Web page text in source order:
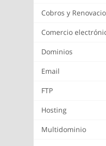
Cobros y
Comercio
Dominios
Email
FTP
Hosting
Multidominio